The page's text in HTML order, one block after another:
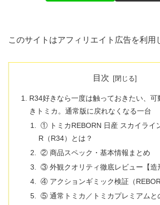
このサイトはアフィリエイト広告を利用
目次
R34好きなら一度は触っておきたい、可
きトミカ。通常版に戻れなくなる一台
① トミカREBORN 日産 スカイライ
R（R34）とは？
② 商品スペック・基本情報まとめ
③ 外観クオリティ徹底レビュー【造
④ アクションギミック検証（
⑤ 通常トミカ／トミカプレミアムと